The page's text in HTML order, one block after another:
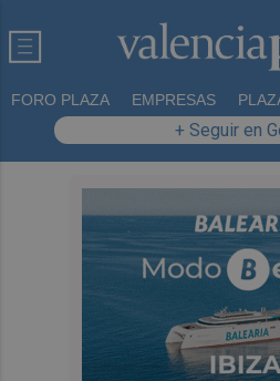
FORO PLAZA EMPRESAS
+ Seguir en